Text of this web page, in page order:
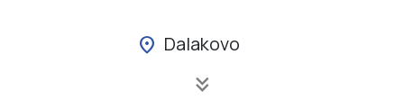
location_on Dalakovo
keyboard_double_arrow_down